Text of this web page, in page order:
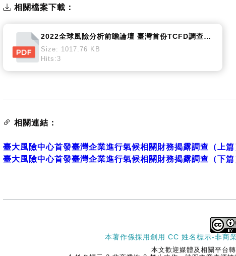
相關檔案下載：
2022全球風險分析前瞻論壇 臺灣首份TCFD調查啟示（1MB）
Size: 1017.76 KB
Hits:3
相關連結：
臺大風險中心首發臺灣企業進行氣候相關財務揭露調查（上篇
臺大風險中心首發臺灣企業進行氣候相關財務揭露調查（下篇
本著作係採用創用 CC 姓名標示-非商
本文歡迎媒體及相關平台